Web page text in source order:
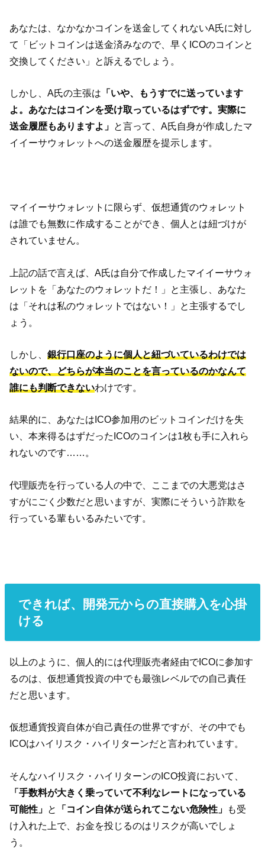
あなたは、なかなかコインを送金してくれないA氏に対し
て「ビットコインは送金済みなので、早くICOのコインと
交換してください」と訴えるでしょう。
しかし、A氏の主張は 「いや、もうすでに送っています
よ。あなたはコインを受け取っているはずです。実際に
送金履歴もありますよ」 と言って、A氏自身が作成したマ
イイーサウォレットへの送金履歴を提示します。
マイイーサウォレットに限らず、仮想通貨のウォレット
は誰でも無数に作成することができ、個人とは紐づけが
されていません。
上記の話で言えば、A氏は自分で作成したマイイーサウォ
レットを「あなたのウォレットだ！」と主張し、あなた
は「それは私のウォレットではない！」と主張するでし
ょう。
しかし、銀行口座のように個人と紐づいているわけでは
ないので、どちらが本当のことを言っているのかなんて
誰にも判断できないわけです。
結果的に、あなたはICO参加用のビットコインだけを失
い、本来得るはずだったICOのコインは1枚も手に入れら
れないのです……。
代理販売を行っている人の中で、ここまでの大悪党はさ
すがにごく少数だと思いますが、実際にそういう詐欺を
行っている輩もいるみたいです。
できれば、開発元からの直接購入を心掛
ける
以上のように、個人的には代理販売者経由でICOに参加す
るのは、仮想通貨投資の中でも最強レベルでの自己責任
だと思います。
仮想通貨投資自体が自己責任の世界ですが、その中でも
ICOはハイリスク・ハイリターンだと言われています。
そんなハイリスク・ハイリターンのICO投資において、
「手数料が大きく乗っていて不利なレートになっている
可能性」 と 「コイン自体が送られてこない危険性」
も受
け入れた上で、お金を投じるのはリスクが高いでしょ
う。